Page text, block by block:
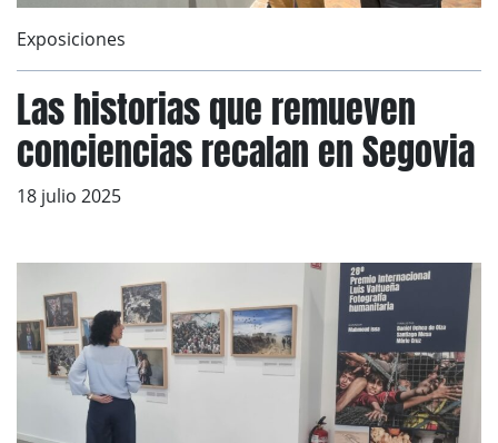
Exposiciones
Las historias que remueven
conciencias recalan en Segovia
18 julio 2025